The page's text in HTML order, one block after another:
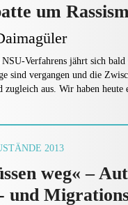
um
Verfahrens jährt sich
sind vergangen und die
zugleich aus. Wir haben
2013
weg« –
und